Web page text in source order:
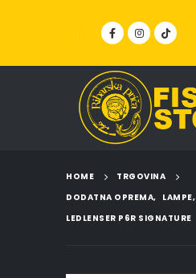
HOME
TRGOVINA
DODATNA OPREMA, LAMPE,
LEDLENSER P6R SIGNATURE